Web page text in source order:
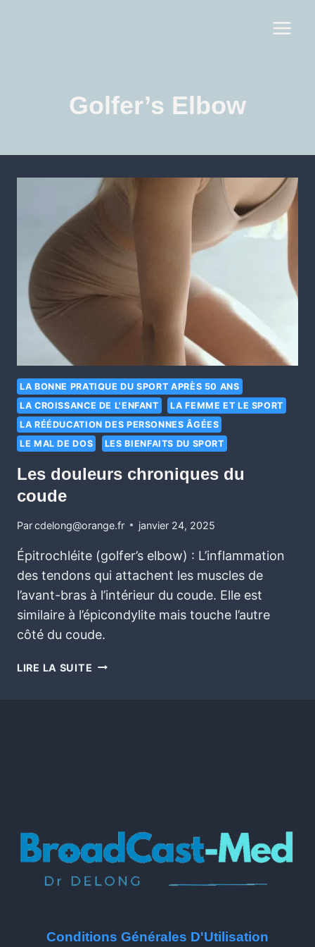
Golfer’s Elbow
LA BONNE PRATIQUE DU SPORT APRÈS 50 ANS
LA CROISSANCE DE L'ENFANT
LA FEMME ET LE SPORT
LA RÉÉDUCATION DES PERSONNES ÂGÉES
LE MAL DE DOS
LES BIENFAITS DU SPORT
Les douleurs chroniques du
coude
Parcdelong@orange.fr janvier 24, 2025
Épitrochléite (golfer’s elbow) : L’inflammation
des tendons qui attachent les muscles de
l’avant-bras à l’intérieur du coude. Elle est
similaire à l’épicondylite mais touche l’autre
côté du coude.
LIRE LA SUITE
Conditions Générales D'Utilisation